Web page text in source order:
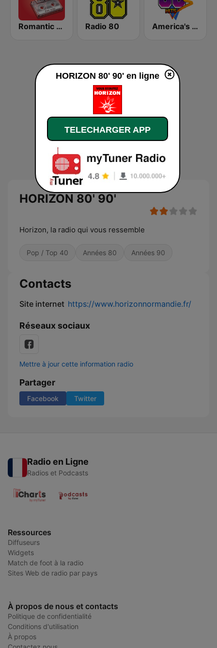
Romantic Vibes Radio 80 America's Greatest 80s Hits
HORIZON 80' 90'
Horizon, la radio qui vous ressemble
Pop / Top 40 Années 80 Années 90
Contacts
Site internet https://www.horizonnormandie.fr/
Réseaux sociaux
Mettre à jour cette information radio
Partager
Facebook Twitter
Radio en Ligne
Radios et Podcasts
Ressources
Diffuseurs
Widgets
Match de foot à la radio
Sites Web de radio par pays
À propos de nous et contacts
Politique de confidentialité
Conditions d'utilisation
À propos
HORIZON 80' 90' en ligne
TELECHARGER APP